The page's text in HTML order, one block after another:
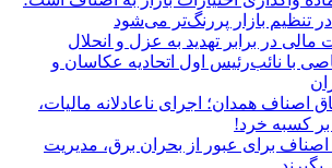
تنظیم بازار پررنگ‌تر می‌شود
مالی در برابر تهدید به عزل و انحلال
با نائب‌رئیس اول اتحادیه عکاسان و
اصناف همدان؛ اجرای ناعادلانه مالیات،
کسبه خرد!
برای عبور از بحران برق، مدیریت